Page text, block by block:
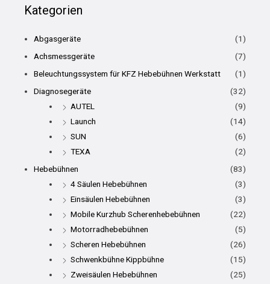
Kategorien
Abgasgeräte
(1)
Achsmessgeräte
(7)
Beleuchtungssystem für KFZ Hebebühnen Werkstatt
(1)
Diagnosegeräte
(32)
AUTEL
(9)
Launch
(14)
SUN
(6)
TEXA
(2)
Hebebühnen
(83)
4 Säulen Hebebühnen
(3)
Einsäulen Hebebühnen
(3)
Mobile Kurzhub Scherenhebebühnen
(22)
Motorradhebebühnen
(5)
Scheren Hebebühnen
(26)
Schwenkbühne Kippbühne
(15)
Zweisäulen Hebebühnen
(25)